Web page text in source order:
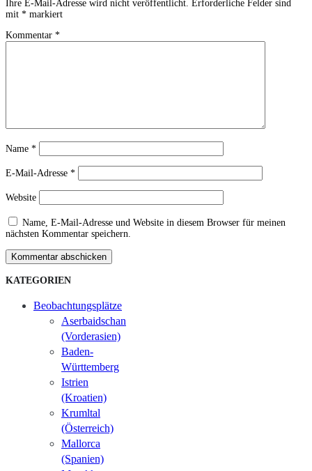
Ihre E-Mail-Adresse wird nicht veröffentlicht.
Erforderliche Felder sind
mit * markiert
Kommentar *
Name *
E-Mail-Adresse *
Website
Name, E-Mail-Adresse und Website in diesem Browser für meinen
nächsten Kommentar speichern.
Kommentar abschicken
KATEGORIEN
Beobachtungsplätze
Aserbaidschan
(Vorderasien)
Baden-
Württemberg
Istrien
(Kroatien)
Krumltal
(Österreich)
Mallorca
(Spanien)